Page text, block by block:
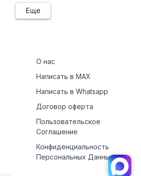
Еще
О нас
Написать в MAX
Написать в Whatsapp
Договор оферта
Пользовательское
Соглашение
Конфиденциальность
Персональных Данных